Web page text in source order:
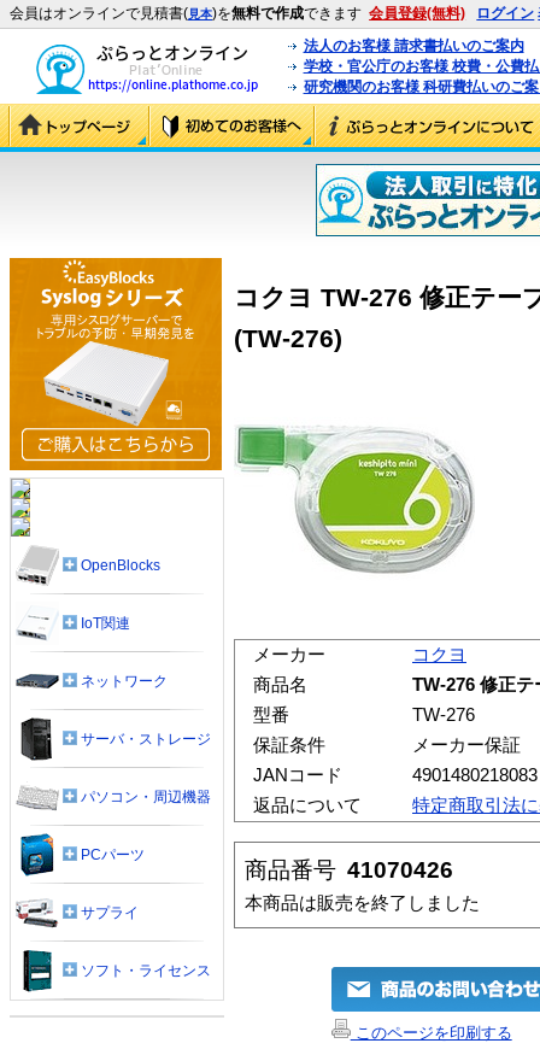
会員はオンラインで見積書(見本)を無料で作成できます 会員登録(無料) ログイン
法人のお客様 請求書払いのご案内
学校・官公庁のお客様 校費・公費
研究機関のお客様 科研費払いのご
コクヨ TW-276 修正テー
(TW-276)
メーカー
コクヨ
商品名
TW-276 修正
型番
TW-276
保証条件
メーカー保証
JANコード
4901480218083
返品について
特定商取引法
商品番号 41070426
本商品は販売を終了しました
このページを印刷する
OpenBlocks
IoT関連
ネットワーク
サーバ・ストレージ
パソコン・周辺機器
PCパーツ
サプライ
ソフト・ライセンス